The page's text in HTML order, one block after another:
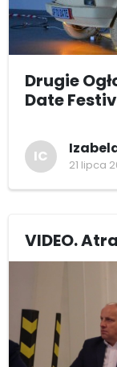
Drugie
Date
IC
21 lipca
VIDEO.